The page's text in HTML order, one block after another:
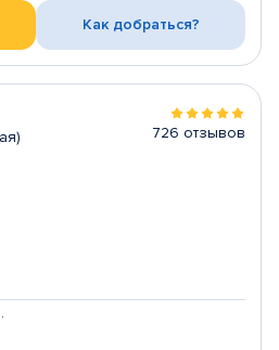
Как добраться?
726 отзывов